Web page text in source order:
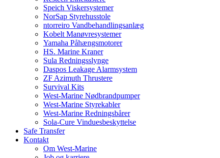
Speich Viskersystemer
NorSap Styrehusstole
ntorreiro Vandbehandlingsanlæg
Kobelt Manøvresystemer
Yamaha Påhængsmotorer
HS. Marine Kraner
Sula Redningsslynge
Daspos Leakage Alarmsystem
ZF Azimuth Thrustere
Survival Kits
West-Marine Nødbrandpumper
West-Marine Styrekabler
West-Marine Redningsbårer
Sola-Cure Vinduesbeskyttelse
Safe Transfer
Kontakt
Om West-Marine